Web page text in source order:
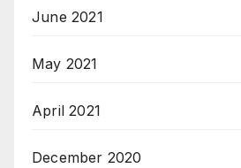
June 2021
May 2021
April 2021
December 2020